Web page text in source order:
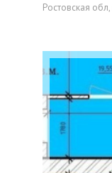
Ростовская обл,